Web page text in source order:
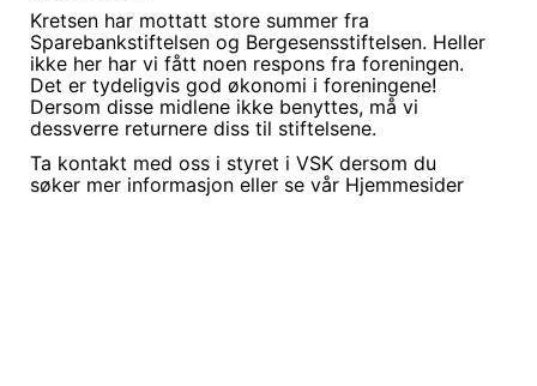
Kretsen har mottatt store summer fra
Sparebankstiftelsen og Bergesensstiftelsen. Heller
ikke her har vi fått noen respons fra foreningen.
Det er tydeligvis god økonomi i foreningene!
Dersom disse midlene ikke benyttes, må vi
dessverre returnere diss til stiftelsene.
Ta kontakt med oss i styret i VSK dersom du
søker mer informasjon eller se vår Hjemmesider